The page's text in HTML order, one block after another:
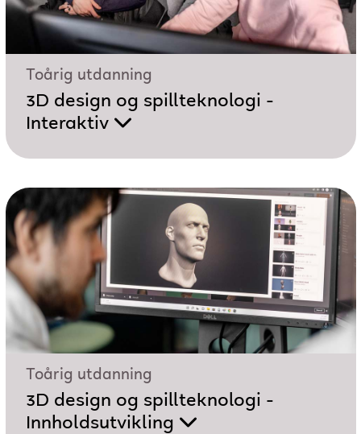
Toårig utdanning
3D design og spillteknologi -
Interaktiv
Toårig utdanning
3D design og spillteknologi -
Innholdsutvikling